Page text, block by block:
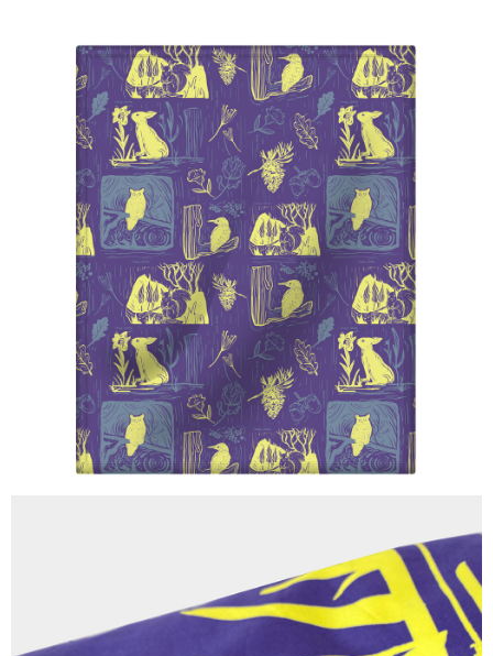
每筆NT$80，滿NT$5,000(含以上)免運費
宅配(外島)
每筆NT$120，滿NT$5,000(含以上)免運費